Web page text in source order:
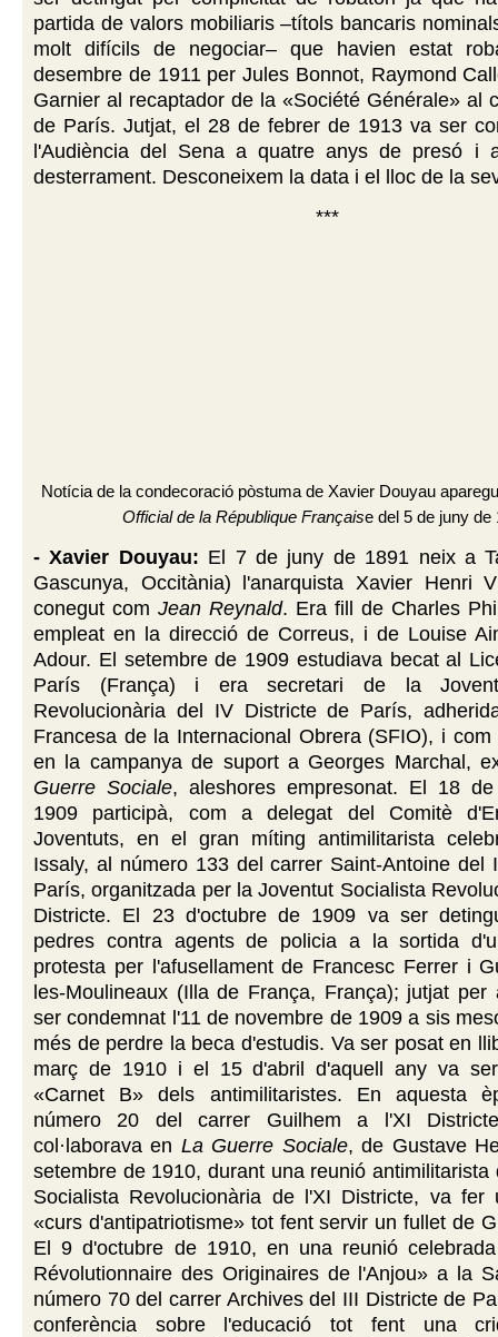
partida de valors mobiliaris –títols bancaris
molt difícils de negociar– que havien estat
desembre de 1911 per Jules Bonnot, Raymond
Garnier al recaptador de la «Société Générale» al
de París. Jutjat, el 28 de febrer de 1913 va ser
l'Audiència del Sena a quatre anys de presó i
desterrament. Desconeixem la data i el lloc de la
***
Notícia de la condecoració pòstuma de Xavier Douyau
Official de la République Française del 5 de juny de
- Xavier Douyau: El 7 de juny de 1891 neix a
Gascunya, Occitània) l'anarquista Xavier Henri
conegut com Jean Reynald. Era fill de Charles
empleat en la direcció de Correus, i de Louise
Adour. El setembre de 1909 estudiava becat al
París (França) i era secretari de la
Revolucionària del IV Districte de París,
Francesa de la Internacional Obrera (SFIO), i
en la campanya de suport a Georges Marchal,
Guerre Sociale, aleshores empresonat. El 18
1909 participà, com a delegat del Comitè
Joventuts, en el gran míting antimilitarista
Issaly, al número 133 del carrer Saint-Antoine del
París, organitzada per la Joventut Socialista
Districte. El 23 d'octubre de 1909 va ser
pedres contra agents de policia a la sortida
protesta per l'afusellament de Francesc Ferrer i
les-Moulineaux (Illa de França, França); jutjat per
ser condemnat l'11 de novembre de 1909 a sis
més de perdre la beca d'estudis. Va ser posat en
març de 1910 i el 15 d'abril d'aquell any va
«Carnet B» dels antimilitaristes. En aquesta
número 20 del carrer Guilhem a l'XI
col·laborava en La Guerre Sociale, de Gustave
setembre de 1910, durant una reunió antimilitarista
Socialista Revolucionària de l'XI Districte, va fer
«curs d'antipatriotisme» tot fent servir un fullet de
El 9 d'octubre de 1910, en una reunió
Révolutionnaire des Originaires de l'Anjou» a la
número 70 del carrer Archives del III Districte de
conferència sobre l'educació tot fent una